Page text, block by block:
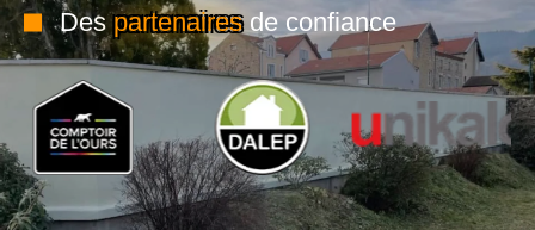
Despartenairesde confiance